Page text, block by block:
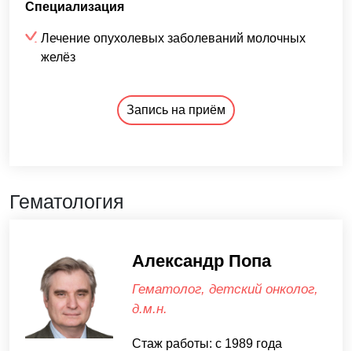
Специализация
Лечение опухолевых заболеваний молочных
желёз
Запись на приём
Гематология
Александр Попа
Гематолог, детский онколог,
д.м.н.
Стаж работы: с 1989 года